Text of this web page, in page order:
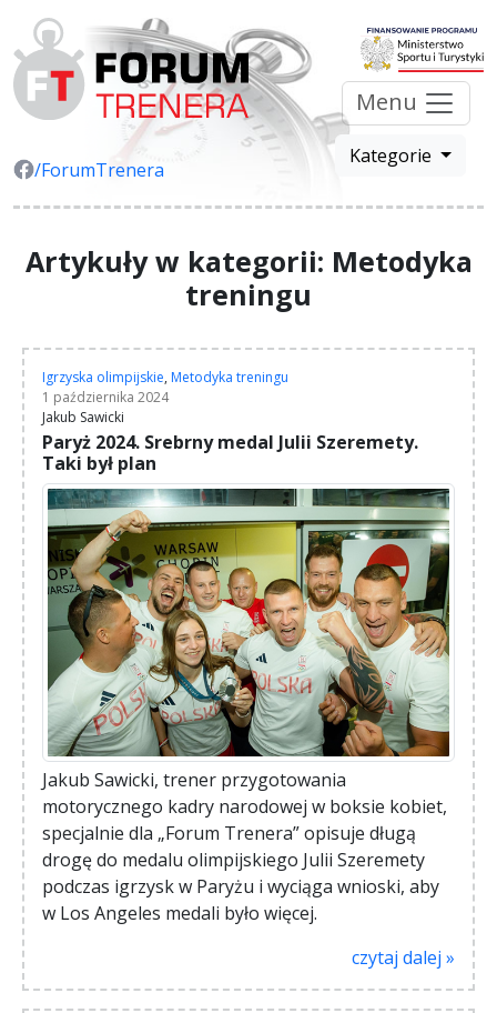
/ForumTrenera
Menu
Kategorie
Artykuły w kategorii: Metodyka
treningu
Igrzyska olimpijskie, Metodyka treningu
1 października 2024
Jakub Sawicki
Paryż 2024. Srebrny medal Julii Szeremety.
Taki był plan
Jakub Sawicki, trener przygotowania
motorycznego kadry narodowej w boksie kobiet,
specjalnie dla „Forum Trenera” opisuje długą
drogę do medalu olimpijskiego Julii Szeremety
podczas igrzysk w Paryżu i wyciąga wnioski, aby
w Los Angeles medali było więcej.
czytaj dalej »